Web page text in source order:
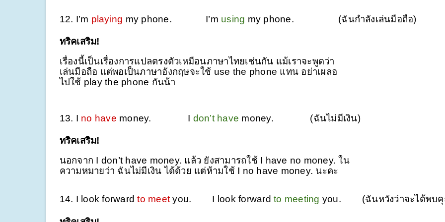
12. I’m playing my phone. I’m using my phone. (ฉันกำลังเล่นมือถือ)
ทริคเสริม!
เรื่องนี้เป็นเรื่องการแปลตรงตัวเหมือนภาษาไทยเช่นกัน แม้เราจะพูดว่า
เล่นมือถือ แต่พอเป็นภาษาอังกฤษจะใช้ use the phone แทน อย่าเผลอ
ไปใช้ play the phone กันน้า
13. I no have money. I don’t have money. (ฉันไม่มีเงิน)
ทริคเสริม!
นอกจาก I don’t have money. แล้ว ยังสามารถใช้ I have no money. ใน
ความหมายว่า ฉันไม่มีเงิน ได้ด้วย แต่ห้ามใช้ I no have money. นะคะ
14. I look forwardto meet you. I look forward to meeting you. (ฉันหวังว่าจะได้พบ